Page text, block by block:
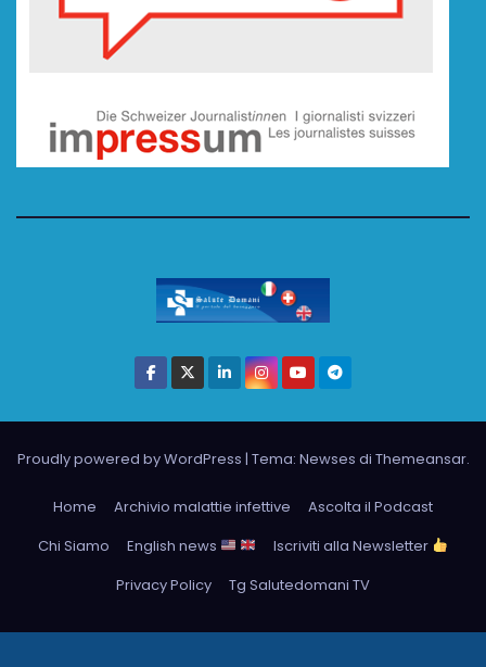
Proudly powered by WordPress | Tema: Newses di Themeansar.
Home Archivio malattie infettive
Ascolta il Podcast
Chi Siamo
English news
Iscriviti alla Newsletter
Privacy Policy
Tg Salutedomani TV